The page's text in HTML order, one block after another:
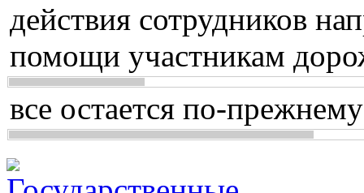
действия сотрудников
помощи участникам
все остается по-